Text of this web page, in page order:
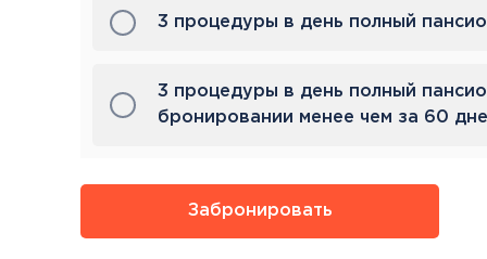
3 процедуры в день полный
3 процедуры в день полный
бронировании менее чем за 60
Забронировать